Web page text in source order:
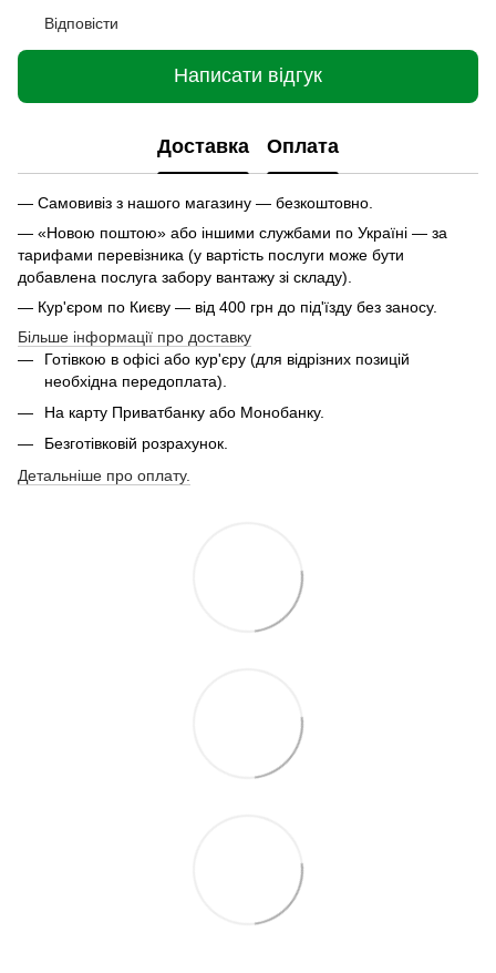
Відповісти
Написати відгук
Доставка Оплата
— Самовивіз з нашого магазину — безкоштовно.
— «Новою поштою» або іншими службами по Україні — за
тарифами перевізника (у вартість послуги може бути
добавлена послуга забору вантажу зі складу).
— Кур'єром по Києву — від 400 грн до під'їзду без заносу.
Більше інформації про доставку
Готівкою в офісі або кур'єру (для відрізних позицій
необхідна передоплата).
На карту Приватбанку або Монобанку.
Безготівковій розрахунок.
Детальніше про оплату.